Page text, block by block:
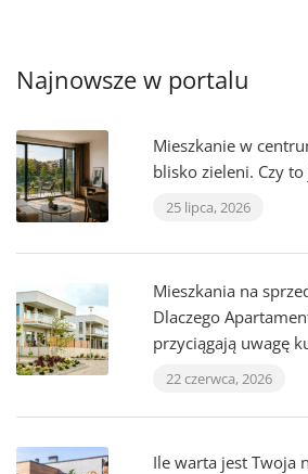
Najnowsze w portalu
Mieszkanie w
blisko zieleni. Czy
25 lipca, 2026
Mieszkania na
Dlaczego
przyciągają uwagę
22 czerwca, 2026
Ile warta jest Twoja